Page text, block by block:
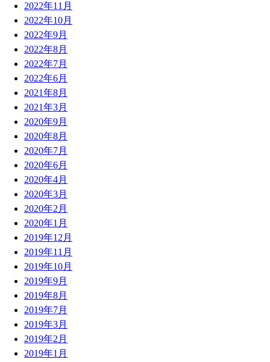
2022年11月
2022年10月
2022年9月
2022年8月
2022年7月
2022年6月
2021年8月
2021年3月
2020年9月
2020年8月
2020年7月
2020年6月
2020年4月
2020年3月
2020年2月
2020年1月
2019年12月
2019年11月
2019年10月
2019年9月
2019年8月
2019年7月
2019年3月
2019年2月
2019年1月